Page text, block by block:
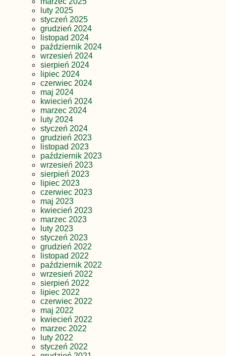
luty 2025
styczeń 2025
grudzień 2024
listopad 2024
październik 2024
wrzesień 2024
sierpień 2024
lipiec 2024
czerwiec 2024
maj 2024
kwiecień 2024
marzec 2024
luty 2024
styczeń 2024
grudzień 2023
listopad 2023
październik 2023
wrzesień 2023
sierpień 2023
lipiec 2023
czerwiec 2023
maj 2023
kwiecień 2023
marzec 2023
luty 2023
styczeń 2023
grudzień 2022
listopad 2022
październik 2022
wrzesień 2022
sierpień 2022
lipiec 2022
czerwiec 2022
maj 2022
kwiecień 2022
marzec 2022
luty 2022
styczeń 2022